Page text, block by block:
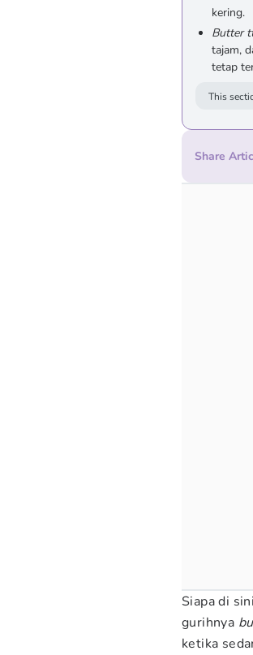
kering.
Butter
tajam,
tetap
This
Share
Siapa di
gurihnya
ketika